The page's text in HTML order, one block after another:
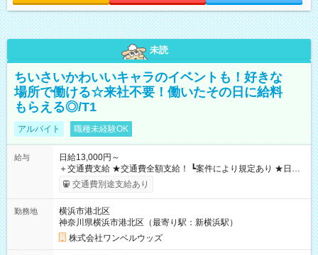
未読
ちいさいかわいいキャラのイベントも！好きな
場所で働ける☆来社不要！働いたその日に給料
もらえる◎/T1
アルバイト 職種未経験OK
給与
日給13,000円～
＋交通費支給 ★交通費全額支給！ ┗案件により規定あり ★日払
いOK！（規定あり） ┗働いたその日に現金GET♪ お仕事後はコ
ンビニATMから 日払い分を引き落とせます！ 【試用期間】試
交通費別途支給あり
勤務地
横浜市港北区
神奈川県横浜市港北区（最寄り駅：新横浜駅）
株式会社ワンベルウッズ